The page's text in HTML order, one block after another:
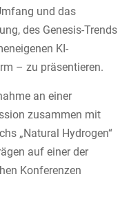
und das
des Genesis-Trends
KI-
– zu präsentieren.
an einer
zusammen mit
„Natural Hydrogen“
auf einer der
Konferenzen